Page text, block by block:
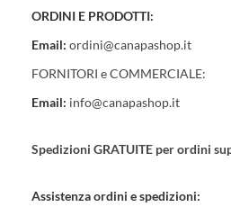
ORDINI E PRODOTTI:
Email: ordini@canapashop.it
FORNITORI e COMMERCIALE:
Email: info@canapashop.it
Spedizioni GRATUITE per ordini
Assistenza ordini e spedizioni: